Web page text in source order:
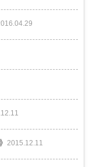
2015.12.11